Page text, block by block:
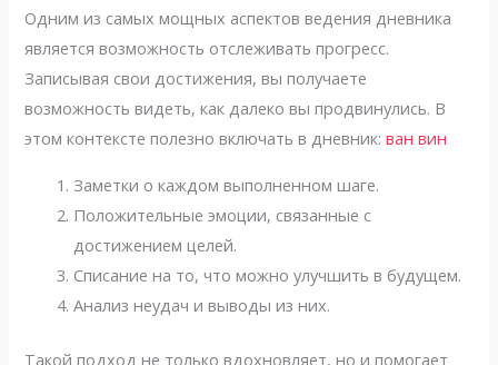
Одним из самых мощных аспектов ведения дневника
является возможность отслеживать прогресс.
Записывая свои достижения, вы получаете
возможность видеть, как далеко вы продвинулись. В
этом контексте полезно включать в дневник:ван вин
Заметки о каждом выполненном шаге.
Положительные эмоции, связанные с
достижением целей.
Списание на то, что можно улучшить в будущем.
Анализ неудач и выводы из них.
Такой подход не только вдохновляет, но и помогает